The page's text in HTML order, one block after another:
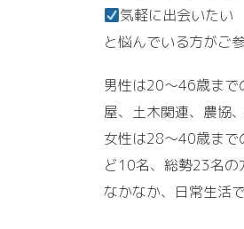
気軽に出会いたい
と悩んでいる方がご
男性は20～46歳まで
屋、土木関連、農協
女性は28～40歳まで
ど10名、総勢23名の
なかなか、日常生活